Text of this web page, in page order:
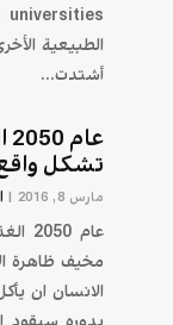
الطبيعية
أشتدت...
تشكل
مارس 8, 2016 |
مخيف ظاهرة
الانسان ان